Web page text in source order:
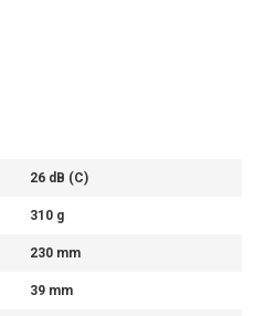
26 dB (C)
310 g
230 mm
39 mm